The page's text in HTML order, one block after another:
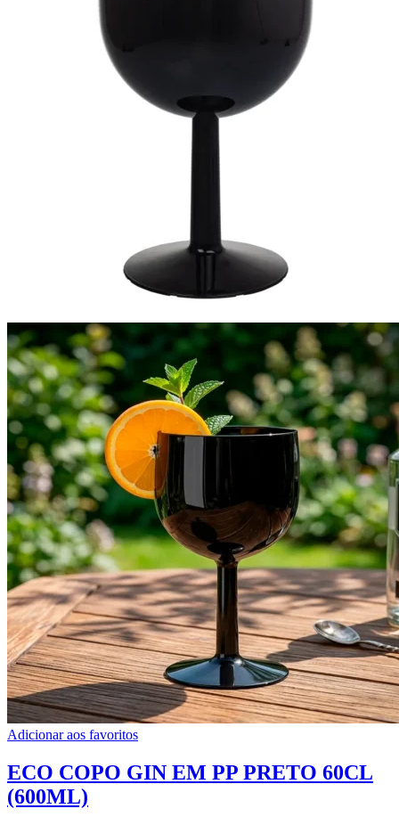
Adicionar aos favoritos
ECO COPO GIN EM PP PRETO 60CL
(600ML)